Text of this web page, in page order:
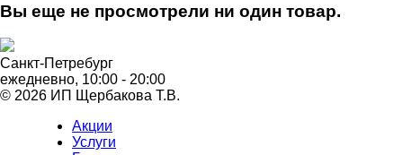
Вы еще не просмотрели ни один товар.
Санкт-Петребург
ежедневно, 10:00 - 20:00
© 2026 ИП Щербакова Т.В.
Акции
Услуги